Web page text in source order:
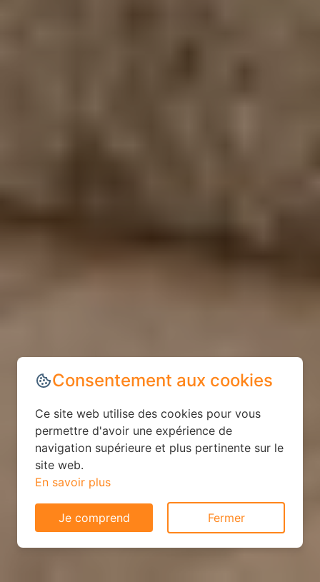
Consentement aux cookies
Ce site web utilise des cookies pour vous
permettre d'avoir une expérience de
navigation supérieure et plus pertinente sur le
site web.
En savoir plus
Je comprend Fermer